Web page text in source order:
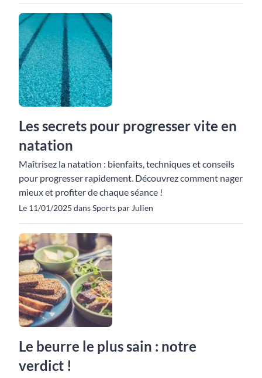
Les secrets pour progresser vite en
natation
Maîtrisez la natation : bienfaits, techniques et conseils
pour progresser rapidement. Découvrez comment nager
mieux et profiter de chaque séance !
Le 11/01/2025 dans Sports par Julien
Le beurre le plus sain : notre
verdict !